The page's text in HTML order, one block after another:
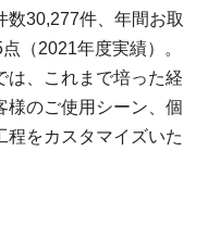
数30,277件、年間お取
（2021年度実績）。
は、これまで培った経
様のご使用シーン、個
程をカスタマイズいた